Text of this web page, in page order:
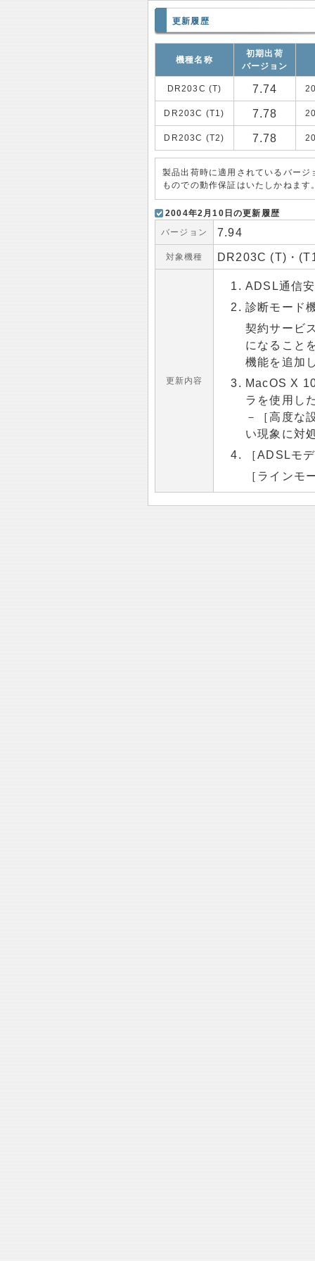
更新履歴
機種名称
初期出荷
バージョン
DR203C (T) 7.74
DR203C (T1) 7.78
DR203C (T2) 7.78
製品出荷時に適用されているバー
ものでの動作保証はいたしかねます
2004年2月10日の更新履歴
バージョン
7.94
対象機種 DR203C (T)・
更新内容
ADSL通信
診断モード
契約サービ
になること
機能を追加
MacOS X
ラを使用し
－［高度な
い現象に対
［ADSLモ
［ラインモ